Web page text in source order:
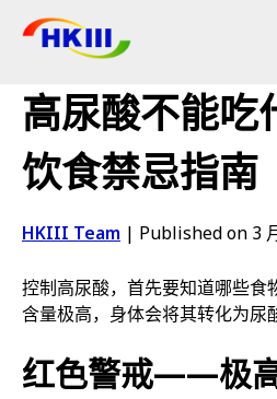
常见问
博客
授权
商店
高尿酸不能吃
饮食禁忌指南
HKIII Team | Published on 3
控制高尿酸，首先要知道哪些食
含量极高，身体会将其转化为尿
红色警戒——极